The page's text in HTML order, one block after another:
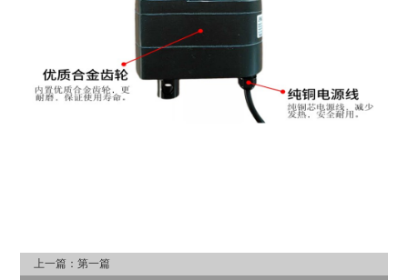
上一篇：第一篇